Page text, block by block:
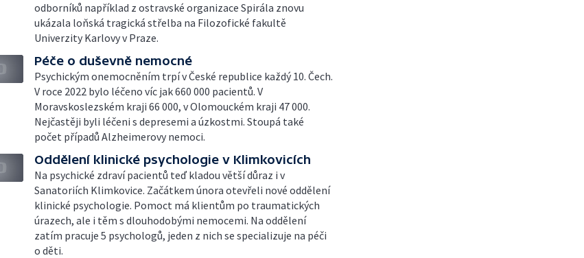
odborníků například z ostravské organizace Spirála znovu
ukázala loňská tragická střelba na Filozofické fakultě
Univerzity Karlovy v Praze.
Péče o duševně nemocné
Psychickým onemocněním trpí v České republice každý 10. Čech.
V roce 2022 bylo léčeno víc jak 660 000 pacientů. V
Moravskoslezském kraji 66 000, v Olomouckém kraji 47 000.
Nejčastěji byli léčeni s depresemi a úzkostmi. Stoupá také
počet případů Alzheimerovy nemoci.
Oddělení klinické psychologie v Klimkovicích
Na psychické zdraví pacientů teď kladou větší důraz i v
Sanatoriích Klimkovice. Začátkem února otevřeli nové oddělení
klinické psychologie. Pomoct má klientům po traumatických
úrazech, ale i těm s dlouhodobými nemocemi. Na oddělení
zatím pracuje 5 psychologů, jeden z nich se specializuje na péči
o děti.